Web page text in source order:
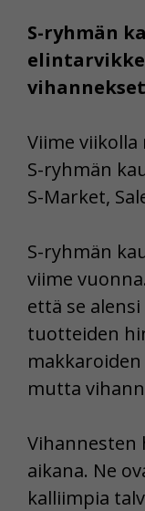
S-ryhmän
Viime
S-ryhmän
S-Market,
S-ryhmän
viime
että se
tuotteiden
mutta
Vihannesten
aikana. Ne
kalliimpia